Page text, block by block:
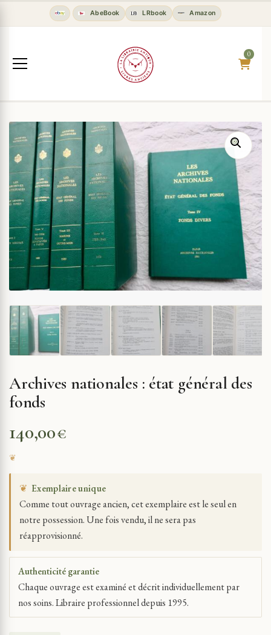
AbeBook LRbook Amazon
0
Archives nationales : état général des
fonds
140,00€
❦ Exemplaire unique
Comme tout ouvrage ancien, cet exemplaire est le seul en
notre possession. Une fois vendu, il ne sera pas
réapprovisionné.
Authenticité garantie
Chaque ouvrage est examiné et décrit individuellement par
nos soins. Libraire professionnel depuis 1995.